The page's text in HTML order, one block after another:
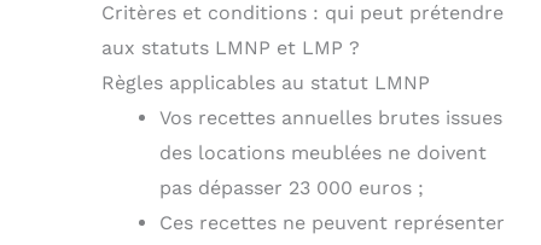
Critères et conditions : qui peut prétendre
aux statuts LMNP et LMP ?
Règles applicables au statut LMNP
Vos recettes annuelles brutes issues
des locations meublées ne doivent
pas dépasser 23 000 euros ;
Ces recettes ne peuvent représenter